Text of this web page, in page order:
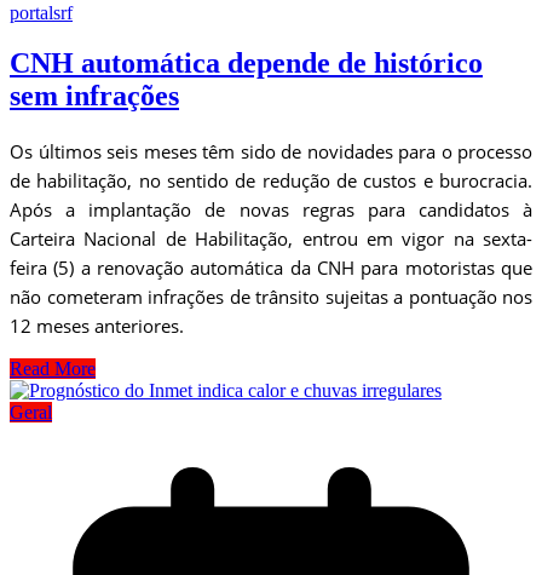
portalsrf
CNH automática depende de histórico
sem infrações
Os últimos seis meses têm sido de novidades para o processo
de habilitação, no sentido de redução de custos e burocracia.
Após a implantação de novas regras para candidatos à
Carteira Nacional de Habilitação, entrou em vigor na sexta-
feira (5) a renovação automática da CNH para motoristas que
não cometeram infrações de trânsito sujeitas a pontuação nos
12 meses anteriores.
Read More
Geral